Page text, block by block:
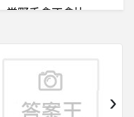
B
aseballXXXX- 張志強（投手）當野手會不會比較強？ 張志強（投手）當野手會不會比較強？
希
洽- Lycoris Recoil Walnut的程式碼 Lycoris Recoil Walnut的程式碼
重要？
›